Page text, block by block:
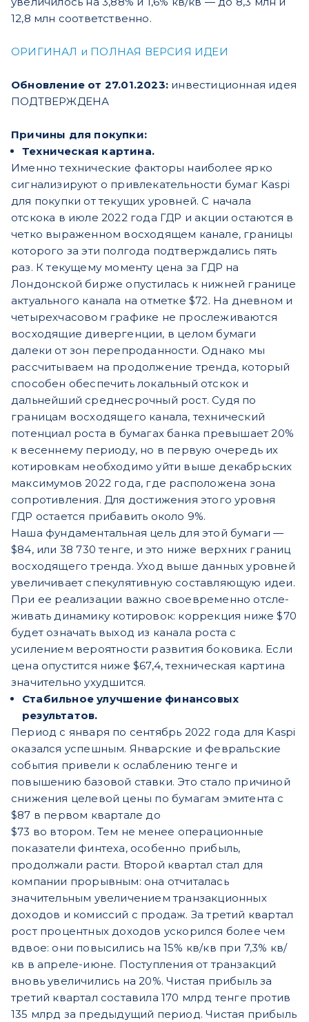
12,8 млн соответственно.
ОРИГИНАЛ и ПОЛНАЯ ВЕРСИЯ ИДЕИ
Обновление от 27.01.2023: инвестиционная идея
ПОДТВЕРЖДЕНА
Причины для покупки:
Техническая картина.
Именно технические факторы наиболее ярко
сигнализируют о привлекательности бумаг Kaspi
для покупки от текущих уровней. С начала
отскока в июле 2022 года ГДР и акции остаются в
четко выраженном восходящем канале, границы
которого за эти полгода подтверждались пять
раз. К текущему моменту цена за ГДР на
Лондонской бирже опустилась к нижней границе
актуального канала на отметке $72. На дневном и
четырехчасовом графике не прослеживаются
восходящие дивергенции, в целом бумаги
далеки от зон перепроданности. Однако мы
рассчитываем на продолжение тренда, который
способен обеспечить локальный отскок и
дальнейший среднесрочный рост. Судя по
границам восходящего канала, технический
потенциал роста в бумагах банка превышает 20%
к весеннему периоду, но в первую очередь их
котировкам необходимо уйти выше декабрьских
максимумов 2022 года, где расположена зона
сопротивления. Для достижения этого уровня
ГДР остается прибавить около 9%.
Наша фундаментальная цель для этой бумаги —
$84, или 38 730 тенге, и это ниже верхних границ
восходящего тренда. Уход выше данных уровней
увеличивает спекулятивную составляющую идеи.
При ее реализации важно своевременно отсле-
живать динамику котировок: коррекция ниже $70
будет означать выход из канала роста с
усилением вероятности развития боковика. Если
цена опустится ниже $67,4, техническая картина
значительно ухудшится.
Стабильное улучшение финансовых
результатов.
Период с января по сентябрь 2022 года для Kaspi
оказался успешным. Январские и февральские
события привели к ослаблению тенге и
повышению базовой ставки. Это стало причиной
снижения целевой цены по бумагам эмитента с
$87 в первом квартале до
$73 во втором. Тем не менее операционные
показатели финтеха, особенно прибыль,
продолжали расти. Второй квартал стал для
компании прорывным: она отчиталась
значительным увеличением транзакционных
доходов и комиссий с продаж. За третий квартал
рост процентных доходов ускорился более чем
вдвое: они повысились на 15% кв/кв при 7,3% кв/
кв в апреле-июне. Поступления от транзакций
вновь увеличились на 20%. Чистая прибыль за
третий квартал составила 170 млрд тенге против
135 млрд за предыдущий период. Чистая прибыль